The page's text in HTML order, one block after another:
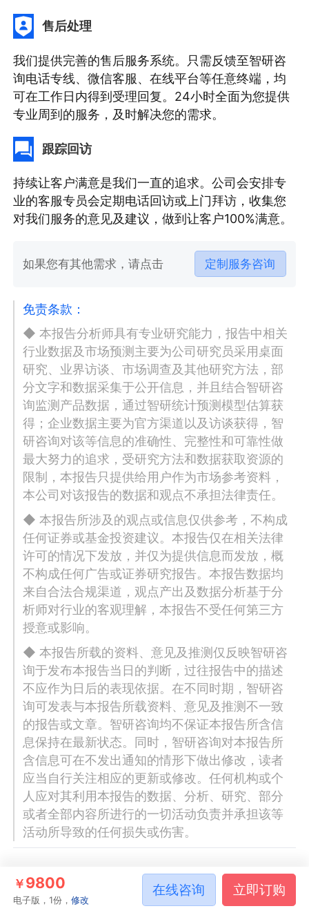
售后处理
我们提供完善的售后服务系统。只需反馈至智研咨
询电话专线、微信客服、在线平台等任意终端，均
可在工作日内得到受理回复。24小时全面为您提供
专业周到的服务，及时解决您的需求。
跟踪回访
持续让客户满意是我们一直的追求。公司会安排专
业的客服专员会定期电话回访或上门拜访，收集您
对我们服务的意见及建议，做到让客户100%满意。
如果您有其他需求，请点击 定制服务咨询
免责条款：
◆ 本报告分析师具有专业研究能力，报告中相关
行业数据及市场预测主要为公司研究员采用桌面
研究、业界访谈、市场调查及其他研究方法，部
分文字和数据采集于公开信息，并且结合智研咨
询监测产品数据，通过智研统计预测模型估算获
得；企业数据主要为官方渠道以及访谈获得，智
研咨询对该等信息的准确性、完整性和可靠性做
最大努力的追求，受研究方法和数据获取资源的
限制，本报告只提供给用户作为市场参考资料，
本公司对该报告的数据和观点不承担法律责任。
◆ 本报告所涉及的观点或信息仅供参考，不构成
任何证券或基金投资建议。本报告仅在相关法律
许可的情况下发放，并仅为提供信息而发放，概
不构成任何广告或证券研究报告。本报告数据均
来自合法合规渠道，观点产出及数据分析基于分
析师对行业的客观理解，本报告不受任何第三方
授意或影响。
◆ 本报告所载的资料、意见及推测仅反映智研咨
询于发布本报告当日的判断，过往报告中的描述
不应作为日后的表现依据。在不同时期，智研咨
询可发表与本报告所载资料、意见及推测不一致
的报告或文章。智研咨询均不保证本报告所含信
息保持在最新状态。同时，智研咨询对本报告所
含信息可在不发出通知的情形下做出修改，读者
应当自行关注相应的更新或修改。任何机构或个
人应对其利用本报告的数据、分析、研究、部分
或者全部内容所进行的一切活动负责并承担该等
活动所导致的任何损失或伤害。
自立袋
￥9800
电子版，1份，修改
在线咨询 立即订购